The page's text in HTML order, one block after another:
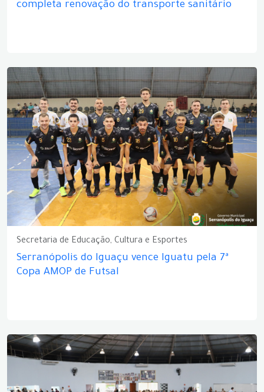
completa renovação do transporte sanitário
Secretaria de Educação, Cultura e Esportes
Serranópolis do Iguaçu vence Iguatu pela 7ª
Copa AMOP de Futsal